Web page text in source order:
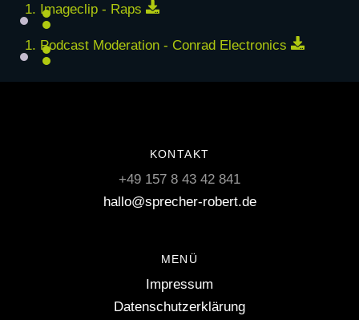
Imageclip - Raps Download
Podcast Moderation - Conrad Electronics
KONTAKT
+49 157 8 43 42 841
hallo@sprecher-robert.de
MENÜ
Impressum
Datenschutzerklärung